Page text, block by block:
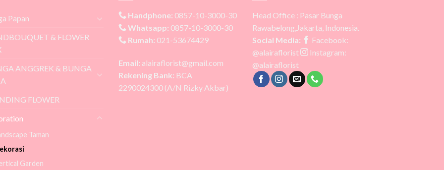
Papan
& FLOWER
ANGGREK & BUNGA
FLOWER
Taman
Garden
Handphone: 0857-10-3000-30
Whatsapp: 0857-10-3000-30
Rumah: 021-53674429
Email: alairaflorist@gmail.com
Rekening Bank: BCA
2290024300 (A/N Rizky Akbar)
Head Office : Pasar Bunga
Rawabelong,Jakarta, Indonesia.
Social Media:
Facebook:
@alairaflorist
Instagram:
@alairaflorist